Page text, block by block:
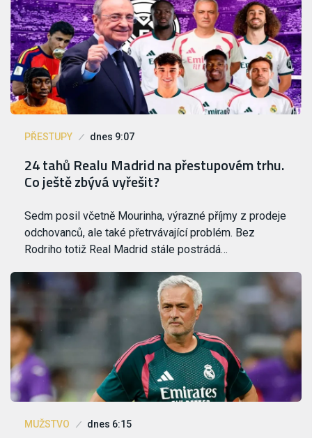
PŘESTUPY dnes 9:07
24 tahů Realu Madrid na přestupovém trhu.
Co ještě zbývá vyřešit?
Sedm posil včetně Mourinha, výrazné příjmy z prodeje
odchovanců, ale také přetrvávající problém. Bez
Rodriho totiž Real Madrid stále postrádá…
MUŽSTVO dnes 6:15